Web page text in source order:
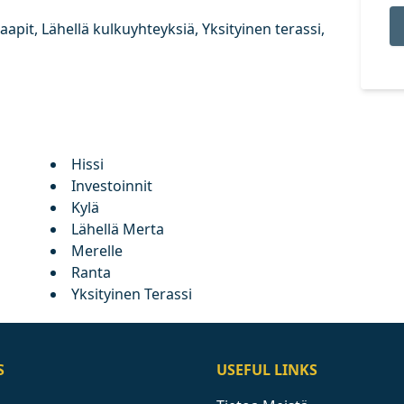
Lähellä kulkuyhteyksiä, Yksityinen terassi,
Hissi
Investoinnit
Kylä
Lähellä Merta
Merelle
Ranta
Yksityinen Terassi
USEFUL LINKS